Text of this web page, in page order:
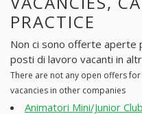
PRACTICE
Non ci sono offerte aperte
posti di lavoro vacanti in
There are not any open offers for
vacancies in other companies
Animatori Mini/Junior